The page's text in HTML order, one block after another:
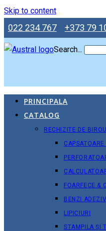
Skip to content
022 234 767 +373 79
Search...
PRINCIPALA
CATALOG
RECHIZITE DE BIROU
CAPSATOARE
FOARFECE &
BENZI
LIPICIURI
STAMPILA ȘI